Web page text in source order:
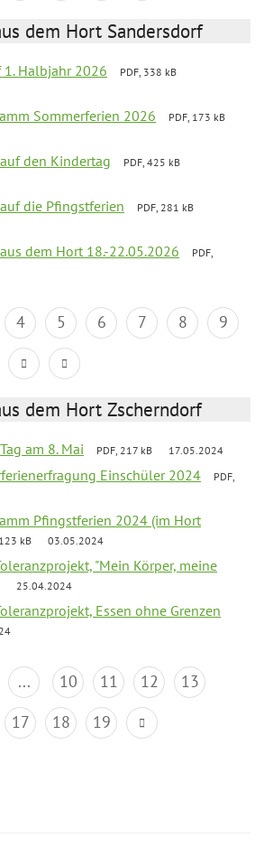
dem Hort Sandersdorf
1. Halbjahr 2026
PDF, 338 kB
Sommerferien 2026
PDF, 173 kB
den Kindertag
PDF, 425 kB
die Pfingstferien
PDF, 281 kB
dem Hort 18.-22.05.2026
PDF,
4 5 6 7 8
9
dem Hort Zscherndorf
am 8. Mai PDF, 217 kB 17.05.2024
Einschüler 2024
PDF,
Pfingstferien 2024 (im Hort
kB 03.05.2024
"Mein Körper, meine
25.04.2024
Essen ohne Grenzen
... 10 11 12
13
17 18 19